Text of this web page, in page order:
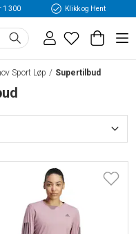
1 300 Klikk og Hent
Sport Løp Supertilbud